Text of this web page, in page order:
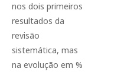
nos dois primeiros
resultados da
revisão
sistemática, mas
na evolução em %